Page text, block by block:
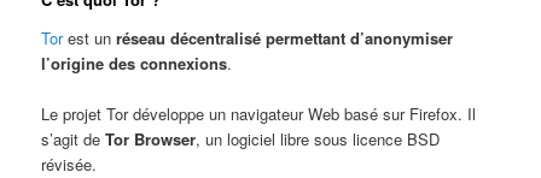
Torest unréseau décentralisé permettant d’anonymiser
l’origine des connexions.
Le projet Tor développe un navigateur Web basé sur Firefox. Il
s’agit deTor Browser, un logiciel libre sous licence BSD
révisée.